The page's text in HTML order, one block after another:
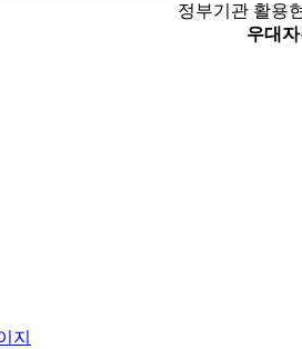
정부기관 활용
우대자